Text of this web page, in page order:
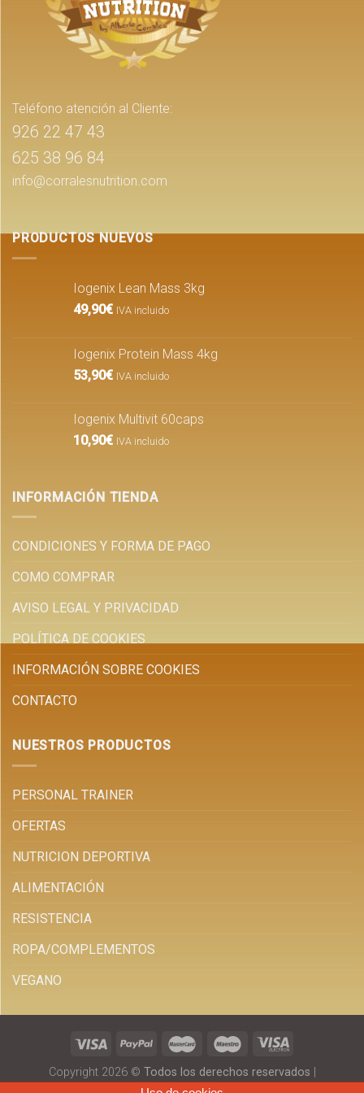
Teléfono atención al Cliente:
926 22 47 43
625 38 96 84
info@corralesnutrition.com
PRODUCTOS NUEVOS
Iogenix Lean Mass 3kg
49,90€ IVA incluido
Iogenix Protein Mass 4kg
53,90€ IVA incluido
Iogenix Multivit 60caps
10,90€ IVA incluido
INFORMACIÓN TIENDA
CONDICIONES Y FORMA DE PAGO
COMO COMPRAR
AVISO LEGAL Y PRIVACIDAD
POLÍTICA DE COOKIES
INFORMACIÓN SOBRE COOKIES
CONTACTO
NUESTROS PRODUCTOS
PERSONAL TRAINER
OFERTAS
NUTRICION DEPORTIVA
ALIMENTACIÓN
RESISTENCIA
ROPA/COMPLEMENTOS
VEGANO
Copyright 2026 © Todos los derechos reservados